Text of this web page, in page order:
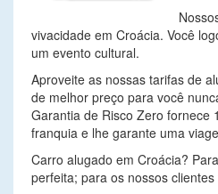
vivacidade em Croácia. Você
um evento cultural.
Aproveite as nossas tarifas de
de melhor preço para você
Garantia de Risco Zero fornece
franquia e lhe garante uma
Carro alugado em Croácia?
perfeita; para os nossos